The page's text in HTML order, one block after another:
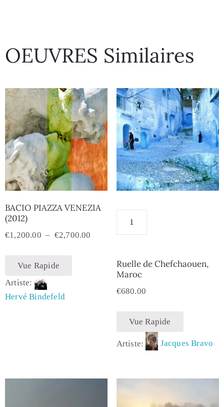
OEUVRES Similaires
BACIO PIAZZA VENEZIA
(2012)
€1,200.00 – €2,700.00
Vue Rapide
Artiste:
Hervé Bindefeld
Ruelle de Chefchaouen,
Maroc
€680.00
Vue Rapide
Artiste: Jacques Bravo